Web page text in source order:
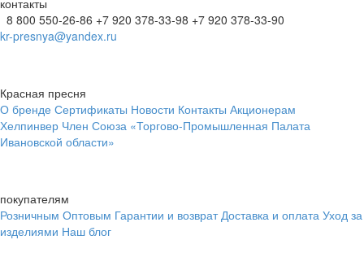
контакты
8 800 550-26-86 +7 920 378-33-98 +7 920 378-33-90
kr-presnya@yandex.ru
Красная пресня
О бренде Сертификаты Новости Контакты Акционерам
Хелпинвер Член Союза «Торгово-Промышленная Палата
Ивановской области»
покупателям
Розничным Оптовым Гарантии и возврат Доставка и оплата Уход за
изделиями Наш блог